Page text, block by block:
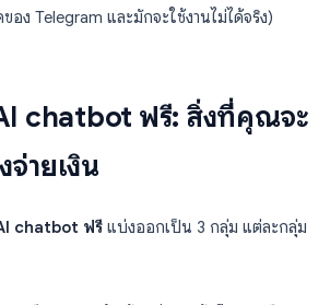
อง Telegram และมักจะใช้งานไม่ได้จริง)
chatbot ฟรี: สิ่งที่คุณจะ
จ่ายเงิน
chatbot ฟรี แบ่งออกเป็น 3 กลุ่ม แต่ละกลุ่ม